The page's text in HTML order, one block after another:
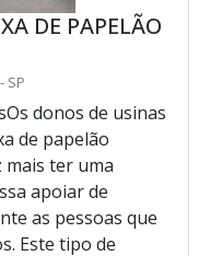
DE PAPELÃO
SP
donos de usinas
de papelão
mais ter uma
apoiar de
as pessoas que
Este tipo de